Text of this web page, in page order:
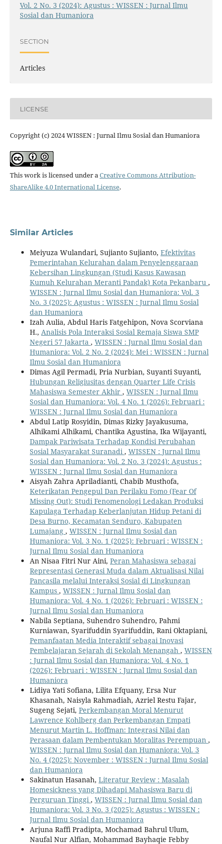
Vol. 2 No. 3 (2024): Agustus : WISSEN : Jurnal Ilmu
Sosial dan Humaniora
SECTION
Articles
LICENSE
Copyright (c) 2024 WISSEN : Jurnal Ilmu Sosial dan Humaniora
This work is licensed under aCreative Commons Attribution-
ShareAlike 4.0 International License.
Similar Articles
Meiyuza Wulandari, Sujianto Sujianto, Efektivitas
Pemerintahan Kelurahan dalam Penyelenggaraan
Kebersihan Lingkungan (Studi Kasus Kawasan
Kumuh Kelurahan Meranti Pandak) Kota Pekanbaru ,
WISSEN : Jurnal Ilmu Sosial dan Humaniora: Vol. 3
No. 3 (2025): Agustus : WISSEN : Jurnal Ilmu Sosial
dan Humaniora
Izah Aulia, Abdul Haris Fatgehipon, Nova Scorviana
H., Analisis Pola Interaksi Sosial Remaja Siswa SMP
Negeri 57 Jakarta , WISSEN : Jurnal Ilmu Sosial dan
Humaniora: Vol. 2 No. 2 (2024): Mei : WISSEN : Jurnal
Ilmu Sosial dan Humaniora
Dimas Agil Permadi, Pria Nurbian, Suyanti Suyanti,
Hubungan Religiusitas dengan Quarter Life Crisis
Mahasiswa Semester Akhir , WISSEN : Jurnal Ilmu
Sosial dan Humaniora: Vol. 4 No. 1 (2026): Februari :
WISSEN : Jurnal Ilmu Sosial dan Humaniora
Abdul Latip Rosyidin, Dimas Rizky Jayakusuma,
Alhikami Alhikami, Chantika Agustina, Ika Wijayanti,
Dampak Pariwisata Terhadap Kondisi Perubahan
Sosial Masyarakat Suranadi, WISSEN : Jurnal Ilmu
Sosial dan Humaniora: Vol. 2 No. 3 (2024): Agustus :
WISSEN : Jurnal Ilmu Sosial dan Humaniora
Aisyah Zahra Apriladianti, Chabib Musthofa,
Keterikatan Pengepul Dan Perilaku Fomo (Fear Of
Missing Out): Studi Fenomenologi Ledakan Produksi
Kapulaga Terhadap Keberlanjutan Hidup Petani di
Desa Burno, Kecamatan Senduro, Kabupaten
Lumajang , WISSEN : Jurnal Ilmu Sosial dan
Humaniora: Vol. 3 No. 1 (2025): Februari : WISSEN :
Jurnal Ilmu Sosial dan Humaniora
An Nisaa Fitri Nur Aini, Peran Mahasiswa sebagai
Representasi Generasi Muda dalam Aktualisasi Nilai
Pancasila melalui Interaksi Sosial di Lingkungan
Kampus , WISSEN : Jurnal Ilmu Sosial dan
Humaniora: Vol. 4 No. 1 (2026): Februari : WISSEN :
Jurnal Ilmu Sosial dan Humaniora
Nabila Septiana, Suhendro Suhendro, Pahmi
Kurniawan, Syarifuddin Syarifuddin, Rani Oktapiani,
Pemanfaatan Media Interaktif sebagai Inovasi
Pembelajaran Sejarah di Sekolah Menangah , WISSEN
: Jurnal Ilmu Sosial dan Humaniora: Vol. 4 No. 1
(2026): Februari : WISSEN : Jurnal Ilmu Sosial dan
Humaniora
Lidiya Yati Sofiana, Lilita Efquany, Ersa Nur
Khasanah, Naisyla Rahmadiah, Azriel Restu Fajar,
Sugeng Sejati, Perkembangan Moral Menurut
Lawrence Kohlberg dan Perkembangan Empati
Menurut Martin L. Hoffman: Integrasi Nilai dan
Perasaan dalam Pembentukan Moralitas Perempuan ,
WISSEN : Jurnal Ilmu Sosial dan Humaniora: Vol. 3
No. 4 (2025): November : WISSEN : Jurnal Ilmu Sosial
dan Humaniora
Sakinatun Hasanah, Literatur Review : Masalah
Homesickness yang Dihadapi Mahasiswa Baru di
Perguruan Tinggi, WISSEN : Jurnal Ilmu Sosial dan
Humaniora: Vol. 3 No. 3 (2025): Agustus : WISSEN :
Jurnal Ilmu Sosial dan Humaniora
Arjuna Raffi Pradipta, Mochamad Bahrul Ulum,
Naufal Nur Alfian, Mohammad Bayhaqie Febby